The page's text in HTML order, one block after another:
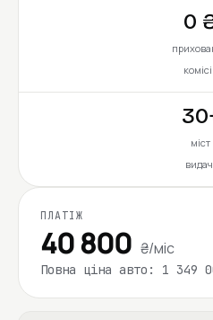
0
міст
ПЛАТІЖ
40 800 ₴/міс
Повна ціна авто: 1 349